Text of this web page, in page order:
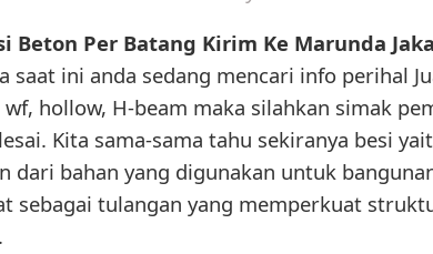
Beton Per Batang Kirim Ke Marunda
saat ini anda sedang mencari info perihal
hollow, H-beam maka silahkan simak
Kita sama-sama tahu sekiranya besi
dari bahan yang digunakan untuk
sebagai tulangan yang memperkuat